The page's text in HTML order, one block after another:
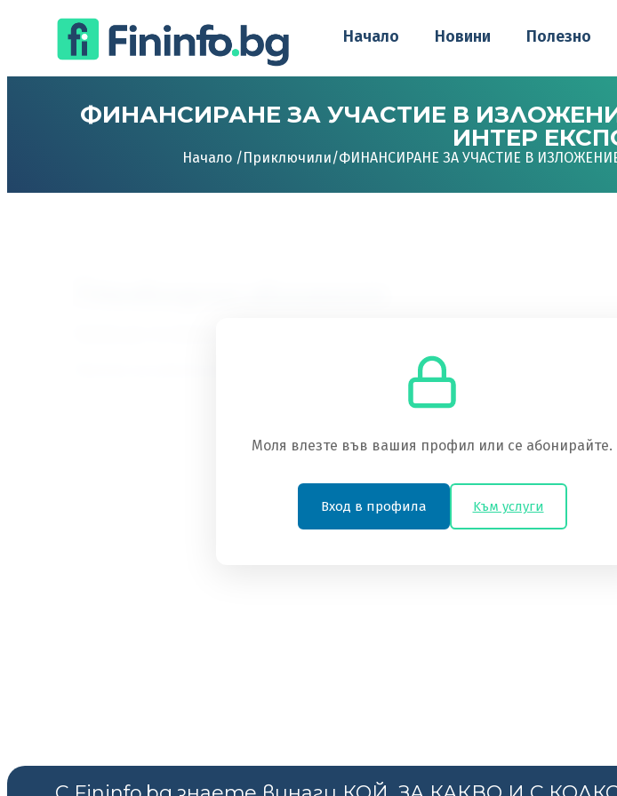
Начало Новини Полезно
ФИНАНСИРАНЕ ЗА УЧАСТИЕ В
ИНТЕР
Начало /Приключили/ФИНАНСИРАНЕ ЗА УЧАСТИЕ В
Моля влезте във вашия профил или се абонирайте.
Вход в профила Kъм услуги